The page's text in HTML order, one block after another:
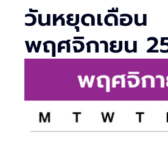
วันหยุดเดือน
พฤศจิกายน